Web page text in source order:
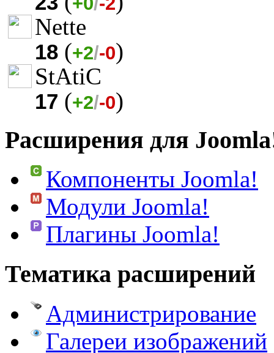
Nette
18 (+2/-0)
StAtiC
17 (+2/-0)
Расширения для
Компоненты Joomla!
Модули Joomla!
Плагины Joomla!
Тематика расширений
Администрирование
Галереи изображений